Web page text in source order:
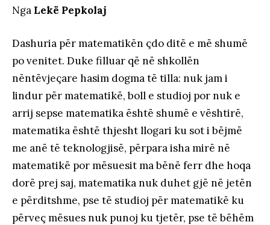
Nga Lekë Pepkolaj
Dashuria për matematikën çdo ditë e më shumë
po venitet. Duke filluar që në shkollën
nëntëvjeçare hasim dogma të tilla: nuk jam i
lindur për matematikë, boll e studioj por nuk e
arrij sepse matematika është shumë e vështirë,
matematika është thjesht llogari ku sot i bëjmë
me anë të teknologjisë, përpara isha mirë në
matematikë por mësuesit ma bënë ferr dhe hoqa
dorë prej saj, matematika nuk duhet gjë në jetën
e përditshme, pse të studioj për matematikë ku
përveç mësues nuk punoj ku tjetër, pse të bëhëm